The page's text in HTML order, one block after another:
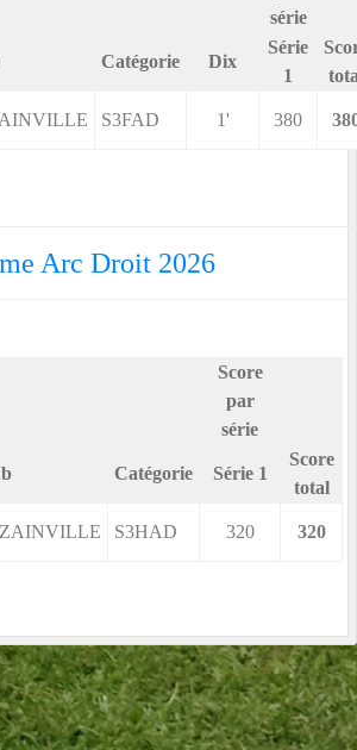
série
Catégorie Dix
Série
1
S3FAD 1' 380
Arc Droit 2026
Score
par
série
Catégorie Série 1
Score
total
S3HAD 320 320